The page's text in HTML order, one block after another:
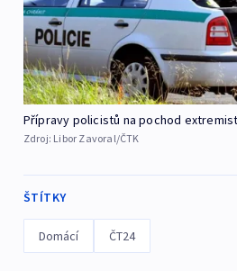
Přípravy policistů na pochod
Zdroj: Libor Zavoral/ČTK
ŠTÍTKY
Domácí ČT24